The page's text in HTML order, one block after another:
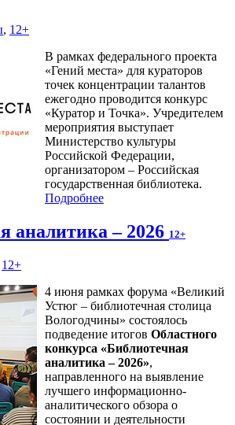
, 12+
В рамках федерального проекта
«Гений места» для кураторов
точек концентрации талантов
ежегодно проводится конкурс
«Куратор и Точка». Учредителем
мероприятия выступает
Министерство культуры
Российской Федерации,
организатором – Российская
государственная библиотека.
Подробнее
аналитика – 2026 12+
12+
4 июня рамках форума «Великий
Устюг – библиотечная столица
Вологодчины» состоялось
подведение итогов Областного
конкурса «Библиотечная
аналитика – 2026»,
направленного на выявление
лучшего информационно-
аналитического обзора о
состоянии и деятельности